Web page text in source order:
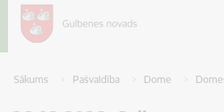
Sākums Pašvaldība Dome